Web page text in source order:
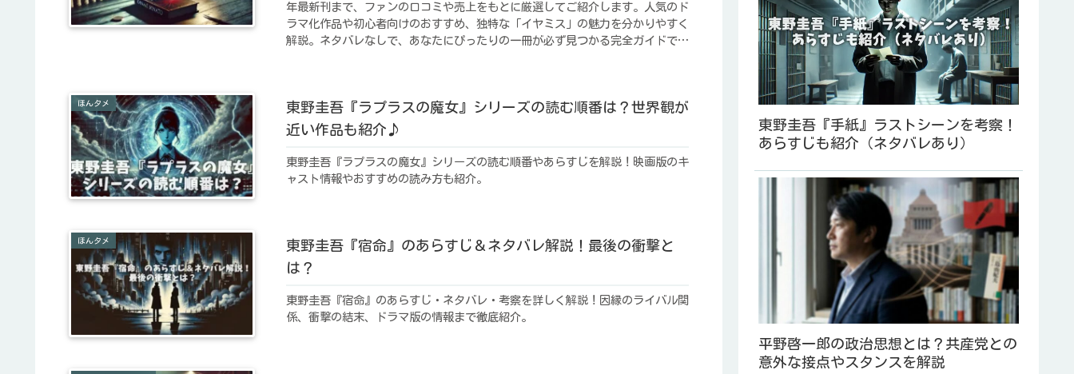
年最新刊まで、ファンの口コミや売上をもとに厳選してご紹介します。人気のド
ラマ化作品や初心者向けのおすすめ、独特な「イヤミス」の魅力を分かりやすく
解説。ネタバレなしで、あなたにぴったりの一冊が必ず見つかる完全ガイドで
ほんタメ
東野圭吾『ラプラスの魔女』シリーズの読む順番は？世界観が
近い作品も紹介♪
東野圭吾『ラプラスの魔女』シリーズの読む順番やあらすじを解説！映画版のキ
ャスト情報やおすすめの読み方も紹介。
ほんタメ
東野圭吾『宿命』のあらすじ＆ネタバレ解説！最後の衝撃と
は？
東野圭吾『宿命』のあらすじ・ネタバレ・考察を詳しく解説！因縁のライバル関
係、衝撃の結末、ドラマ版の情報まで徹底紹介。
東野圭吾『手紙』ラストシーンを考察！
あらすじも紹介（ネタバレあり）
平野啓一郎の政治思想とは？共産党との
意外な接点やスタンスを解説